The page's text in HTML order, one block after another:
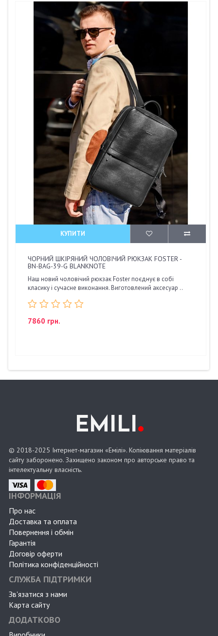
КУПИТИ
ЧОРНИЙ ШКІРЯНИЙ ЧОЛОВІЧИЙ РЮКЗАК FOSTER -
BN-BAG-39-G BLANKNOTE
Наш новий чоловічий рюкзак Foster поєднує в собі
класику і сучасне виконання. Виготовлений аксесуар ..
7860 грн.
EMILI.
© 2018-2025 Інтернет-магазин «Емілі». Копіювання матеріалів
сайту заборонено. Захищено законом про авторське право та
інтелектуальну власність.
ІНФОРМАЦІЯ
Про нас
Доставка та оплата
Повернення і обмін
Гарантія
Договір оферти
Політика конфіденційності
СЛУЖБА ПІДТРИМКИ
Зв'язатися з нами
Карта сайту
ДОДАТКОВО